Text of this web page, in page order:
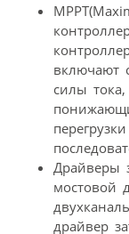
включают
силы
Драйверы
мостовой
драйвер